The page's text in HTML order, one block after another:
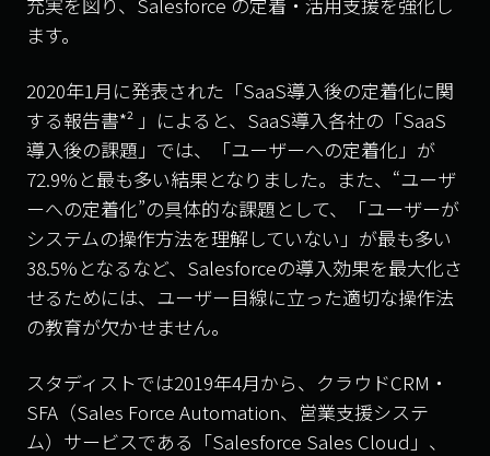
ます。
2020年1月に発表された「SaaS導入後の定着化に関
する報告書*² 」によると、SaaS導入各社の「SaaS
導入後の課題」では、「ユーザーへの定着化」が
72.9%と最も多い結果となりました。また、“ユーザ
ーへの定着化”の具体的な課題として、「ユーザーが
システムの操作方法を理解していない」が最も多い
38.5%となるなど、Salesforceの導入効果を最大化さ
せるためには、ユーザー目線に立った適切な操作法
の教育が欠かせません。
スタディストでは2019年4月から、クラウドCRM・
SFA（Sales Force Automation、営業支援システ
ム）サービスである「Salesforce Sales Cloud」、